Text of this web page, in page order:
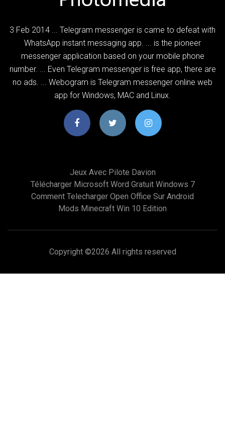
3 Feb 2014 ... Telegram messenger is came to defeat with
WhatsApp instant messaging app. ... is the pioneer
messenger application based on your mobile phone
number. ... Even Telegram messenger is free app, there are
no ads. ... Webogram is Telegram messenger online web
app for Windows, MAC and Linux.
Jeux Avec Pilote Davion
Télécharger Microsoft Word Gratuit Windows 7
Comment Telecharger Open Office Sur Android
Mods Minecraft Win 10 Edition
Copyright ©2026 All rights reserved